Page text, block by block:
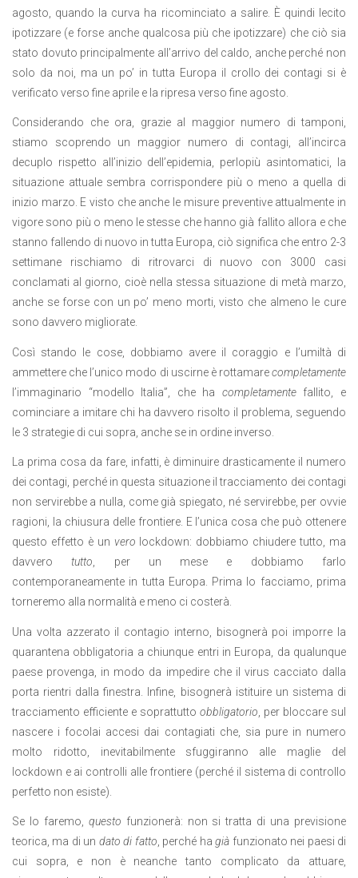
agosto, quando la curva ha ricominciato a salire. È quindi lecito
ipotizzare (e forse anche qualcosa più che ipotizzare) che ciò sia
stato dovuto principalmente all’arrivo del caldo, anche perché non
solo da noi, ma un po’ in tutta Europa il crollo dei contagi si è
verificato verso fine aprile e la ripresa verso fine agosto.
Considerando che ora, grazie al maggior numero di tamponi,
stiamo scoprendo un maggior numero di contagi, all’incirca
decuplo rispetto all’inizio dell’epidemia, perlopiù asintomatici, la
situazione attuale sembra corrispondere più o meno a quella di
inizio marzo. E visto che anche le misure preventive attualmente in
vigore sono più o meno le stesse che hanno già fallito allora e che
stanno fallendo di nuovo in tutta Europa, ciò significa che entro 2-3
settimane rischiamo di ritrovarci di nuovo con 3000 casi
conclamati al giorno, cioè nella stessa situazione di metà marzo,
anche se forse con un po’ meno morti, visto che almeno le cure
sono davvero migliorate.
Così stando le cose, dobbiamo avere il coraggio e l’umiltà di
ammettere che l’unico modo di uscirne è rottamarecompletamente
l’immaginario “modello Italia”, che ha completamentefallito, e
cominciare a imitare chi ha davvero risolto il problema, seguendo
le 3 strategie di cui sopra, anche se in ordine inverso.
La prima cosa da fare, infatti, è diminuire drasticamente il numero
dei contagi, perché in questa situazione il tracciamento dei contagi
non servirebbe a nulla, come già spiegato, né servirebbe, per ovvie
ragioni, la chiusura delle frontiere. E l’unica cosa che può ottenere
questo effetto è un vero lockdown: dobbiamo chiudere tutto, ma
davverotutto, per un mese e dobbiamo farlo
contemporaneamente in tutta Europa. Prima lo facciamo, prima
torneremo alla normalità e meno ci costerà.
Una volta azzerato il contagio interno, bisognerà poi imporre la
quarantena obbligatoria a chiunque entri in Europa, da qualunque
paese provenga, in modo da impedire che il virus cacciato dalla
porta rientri dalla finestra. Infine, bisognerà istituire un sistema di
tracciamento efficiente e soprattutto obbligatorio , per bloccare sul
nascere i focolai accesi dai contagiati che, sia pure in numero
molto ridotto, inevitabilmente sfuggiranno alle maglie del
lockdown e ai controlli alle frontiere (perché il sistema di controllo
perfetto non esiste).
Se lo faremo, questo funzionerà: non si tratta di una previsione
teorica, ma di un dato di fatto, perché hagià funzionato nei paesi di
cui sopra, e non è neanche tanto complicato da attuare,